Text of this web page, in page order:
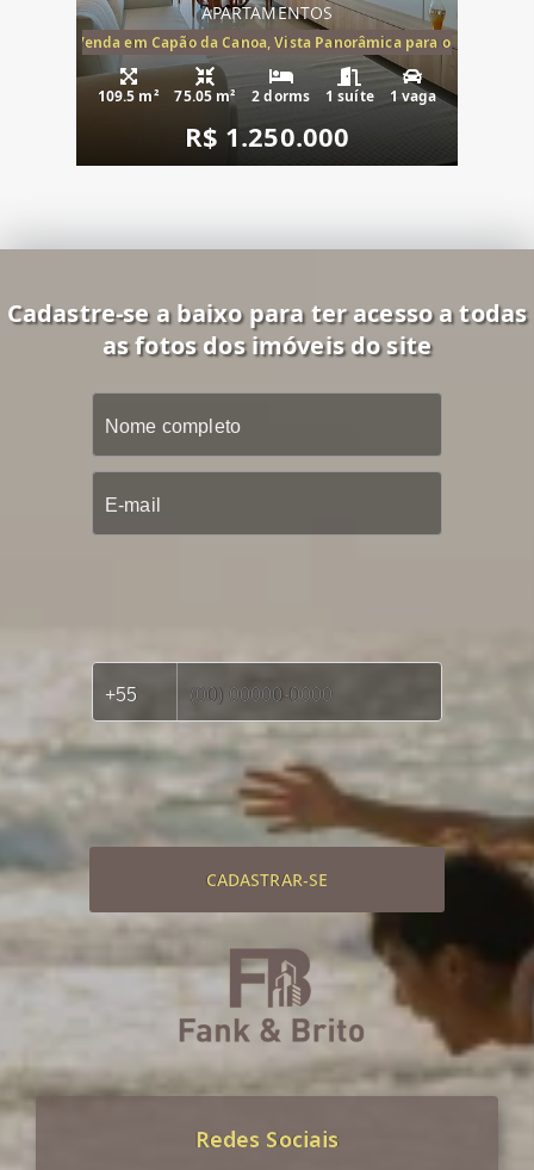
APARTAMENTOS
Mar à Venda em Capão da Canoa, Vista Panorâmica para o Mar, 2
109.5 m² 75.05 m² 2 dorms 1 suíte 1 vaga
R$ 1.250.000
Cadastre-se a baixo para ter acesso a todas
as fotos dos imóveis do site
CADASTRAR-SE
Redes Sociais